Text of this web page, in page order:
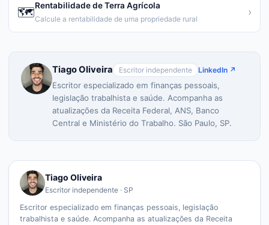
🗺️Rentabilidade de Terra Agrícola
Calcule a rentabilidade de uma propriedade rural
›
Tiago Oliveira Escritor independente LinkedIn ↗
Escritor especializado em finanças pessoais,
legislação trabalhista e saúde. Acompanha as
atualizações da Receita Federal, ANS, Banco
Central e Ministério do Trabalho. São Paulo, SP.
Tiago Oliveira
Escritor independente · SP
Escritor especializado em finanças pessoais, legislação
trabalhista e saúde. Acompanha as atualizações da Receita